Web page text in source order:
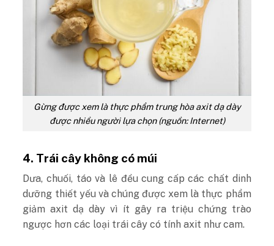
Gừng được xem là thực phẩm trung hòa axit dạ dày
được nhiều người lựa chọn (nguồn: Internet)
4. Trái cây không có múi
Dưa, chuối, táo và lê đều cung cấp các chất dinh
dưỡng thiết yếu và chúng được xem là thực phẩm
giảm axit dạ dày vì ít gây ra triệu chứng trào
ngược hơn các loại trái cây có tính axit như cam.